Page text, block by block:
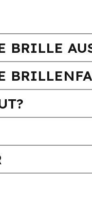
BRILLE